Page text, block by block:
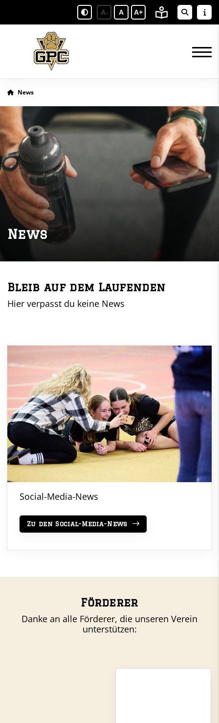
A- A A+
News
News
Bleib auf dem Laufenden
Hier verpasst du keine News
Social-Media-News
Zu den Social-Media-News
Förderer
Danke an alle Förderer, die unseren Verein
unterstützen: